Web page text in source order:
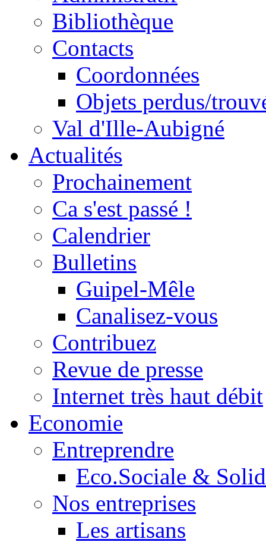
Bibliothèque
Contacts
Coordonnées
Objets perdus/
Val d'Ille-Aubigné
Actualités
Prochainement
Ca s'est passé !
Calendrier
Bulletins
Guipel-Mêle
Canalisez-vous
Contribuez
Revue de presse
Internet très haut débit
Economie
Entreprendre
Eco.Sociale &
Nos entreprises
Les artisans